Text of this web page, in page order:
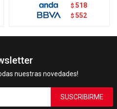
$ 518
$ 552
nuestras novedades!
SUSCRIBIRME